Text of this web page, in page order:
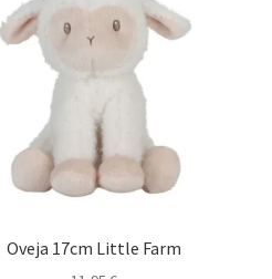
Oveja 17cm Little Farm